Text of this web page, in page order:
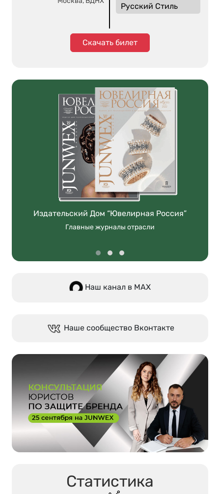
Русский Стиль
Скачать билет
Издательский Дом “Ювелирная Россия”
Главные журналы отрасли
Наш канал в МАХ
Наше сообщество Вконтакте
Статистика